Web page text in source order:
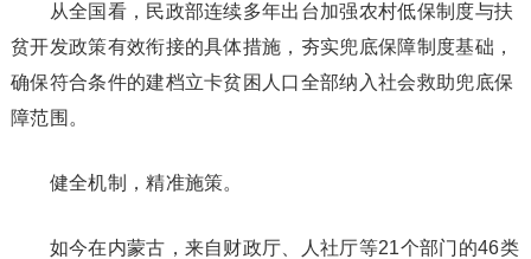
从全国看，民政部连续多年出台加强农村低保制度与扶
贫开发政策有效衔接的具体措施，夯实兜底保障制度基础，
确保符合条件的建档立卡贫困人口全部纳入社会救助兜底保
障范围。
健全机制，精准施策。
如今在内蒙古，来自财政厅、人社厅等21个部门的46类